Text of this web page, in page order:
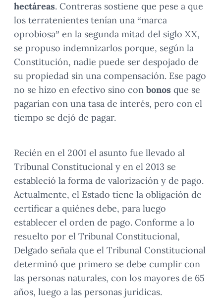
hectáreas. Contreras sostiene que pese a que
los terratenientes tenían una “marca
oprobiosa” en la segunda mitad del siglo XX,
se propuso indemnizarlos porque, según la
Constitución, nadie puede ser despojado de
su propiedad sin una compensación. Ese pago
no se hizo en efectivo sino con bonos que se
pagarían con una tasa de interés, pero con el
tiempo se dejó de pagar.
Recién en el 2001 el asunto fue llevado al
Tribunal Constitucional y en el 2013 se
estableció la forma de valorización y de pago.
Actualmente, el Estado tiene la obligación de
certificar a quiénes debe, para luego
establecer el orden de pago. Conforme a lo
resuelto por el Tribunal Constitucional,
Delgado señala que el Tribunal Constitucional
determinó que primero se debe cumplir con
las personas naturales, con los mayores de 65
años, luego a las personas jurídicas.